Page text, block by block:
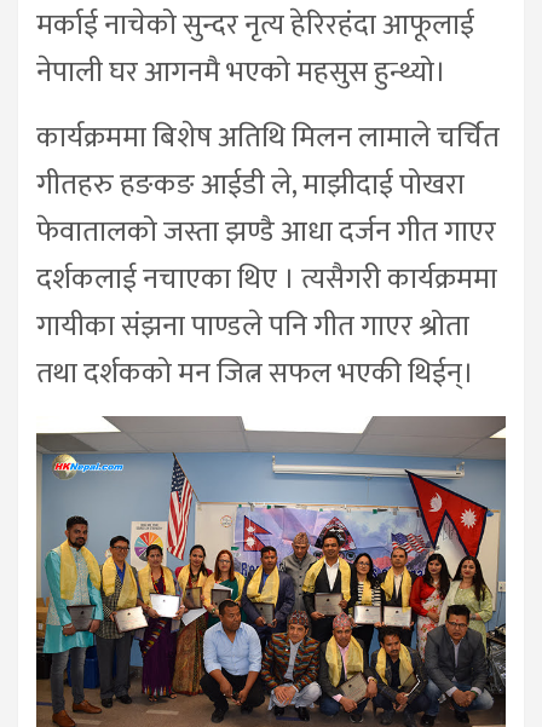
मर्काई नाचेको सुन्दर नृत्य हेरिरहंदा आफूलाई
नेपाली घर आगनमै भएको महसुस हुन्थ्यो।
कार्यक्रममा बिशेष अतिथि मिलन लामाले चर्चित
गीतहरु हङकङ आईडी ले, माझीदाई पोखरा
फेवातालको जस्ता झण्डै आधा दर्जन गीत गाएर
दर्शकलाई नचाएका थिए । त्यसैगरी कार्यक्रममा
गायीका संझना पाण्डले पनि गीत गाएर श्रोता
तथा दर्शकको मन जित्न सफल भएकी थिईन्।